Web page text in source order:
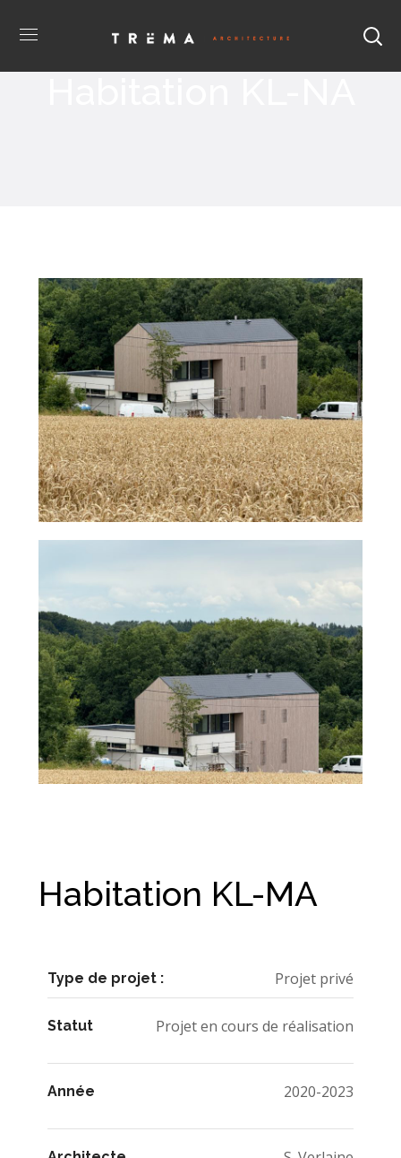
Habitation KL-MA
Type de projet : Projet privé
Statut Projet en cours de réalisation
Année 2020-2023